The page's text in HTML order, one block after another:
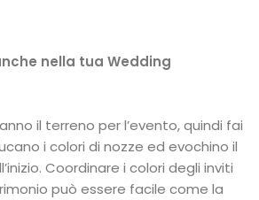
nella tua Wedding
il terreno per l’evento, quindi fai
i colori di nozze ed evochino il
Coordinare i colori degli inviti
può essere facile come la